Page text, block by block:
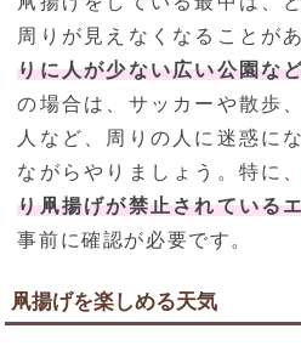
周りが見えなくなることが
りに人が少ない広い公園な
の場合は、サッカーや散歩
人など、周りの人に迷惑に
ながらやりましょう。特に、
り凧揚げが禁止されている
事前に確認が必要です。
凧揚げを楽しめる天気